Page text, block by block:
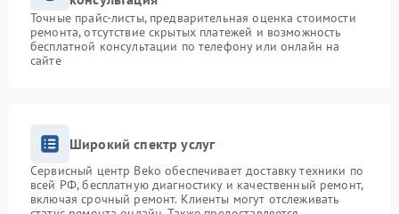
Точные прайс-листы, предварительная оценка стоимости
ремонта, отсутствие скрытых платежей и возможность
бесплатной консультации по телефону или онлайн на
сайте
Широкий спектр услуг
Сервисный центр Beko обеспечивает доставку техники по
всей РФ, бесплатную диагностику и качественный ремонт,
включая срочный ремонт. Клиенты могут отслеживать